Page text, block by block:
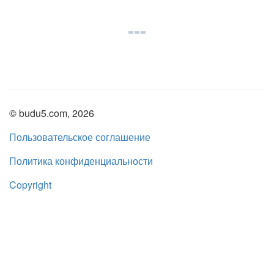
© budu5.com, 2026
Пользовательское соглашение
Политика конфиденциальности
Copyright